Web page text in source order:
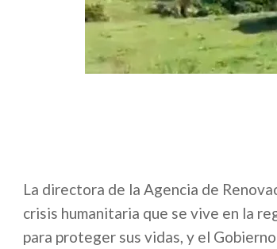
La directora de la Agencia de
crisis humanitaria que se vive en la
para proteger sus vidas, y el